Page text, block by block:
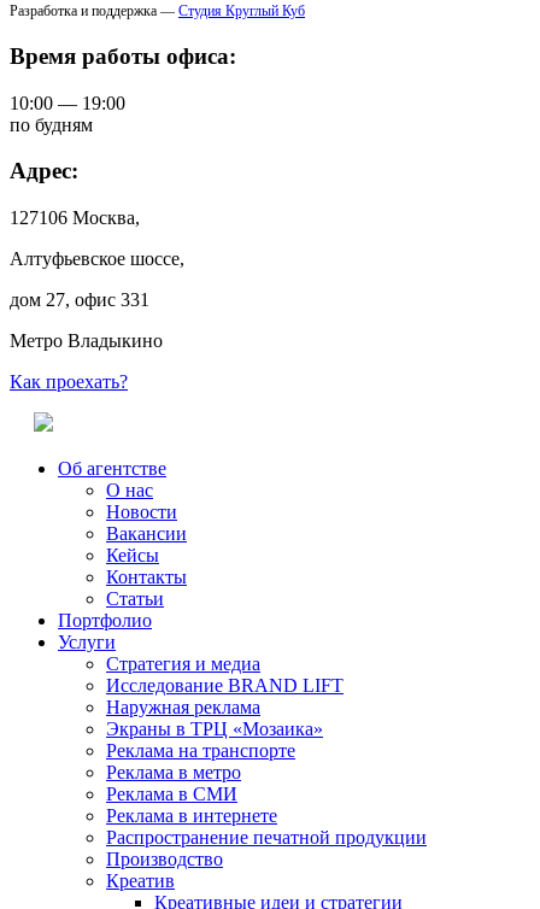
Разработка и поддержка — Студия Круглый Куб
Время работы офиса:
10:00 — 19:00
по будням
Адрес:
127106 Москва,
Алтуфьевское шоссе,
дом 27, офис 331
Метро Владыкино
Как проехать?
Об агентстве
О нас
Новости
Вакансии
Кейсы
Контакты
Статьи
Портфолио
Услуги
Стратегия и медиа
Исследование BRAND LIFT
Наружная реклама
Экраны в ТРЦ «Мозаика»
Реклама на транспорте
Реклама в метро
Реклама в СМИ
Реклама в интернете
Распространение печатной продукции
Производство
Креатив
Креативные идеи и стратегии